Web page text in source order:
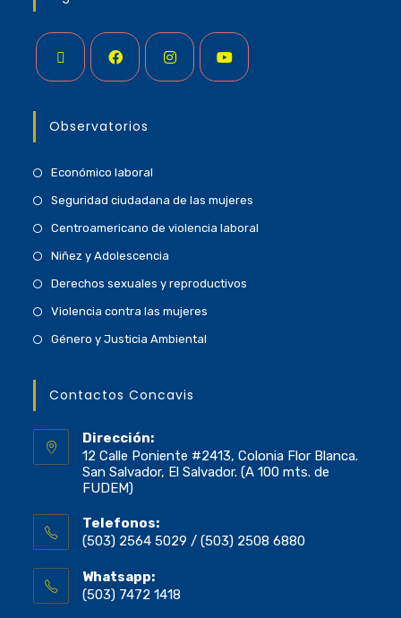
Observatorios
Económico laboral
Seguridad ciudadana de las mujeres
Centroamericano de violencia laboral
Niñez y Adolescencia
Derechos sexuales y reproductivos
Violencia contra las mujeres
Género y Justicia Ambiental
Contactos Concavis
Dirección:
12 Calle Poniente #2413, Colonia Flor Blanca.
San Salvador, El Salvador. (A 100 mts. de
FUDEM)
Telefonos:
(503) 2564 5029 / (503) 2508 6880
Whatsapp:
(503) 7472 1418